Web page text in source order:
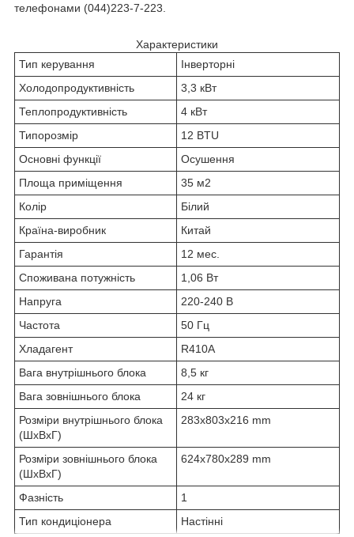
телефонами (044)223-7-223.
Характеристики
Тип керування
Інверторні
Холодопродуктивність
3,3 кВт
Теплопродуктивність
4 кВт
Типорозмір
12 BTU
Основні функції
Осушення
Площа приміщення
35 м2
Колір
Білий
Країна-виробник
Китай
Гарантія
12 мес.
Споживана потужність
1,06 Вт
Напруга
220-240 В
Частота
50 Гц
Хладагент
R410A
Вага внутрішнього блока
8,5 кг
Вага зовнішнього блока
24 кг
Розміри внутрішнього блока
(ШхВхГ)
283x803x216 mm
Розміри зовнішнього блока
(ШxВxГ)
624x780x289 mm
Фазність
1
Тип кондиціонера
Настінні